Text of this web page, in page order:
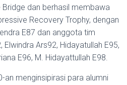
Bridge dan berhasil membawa
Recovery Trophy, dengan
E87 dan anggota tim
Elwindra Ars92, Hidayatullah E95,
E96, M. Hidayattullah E98.
an menginsipirasi para alumni